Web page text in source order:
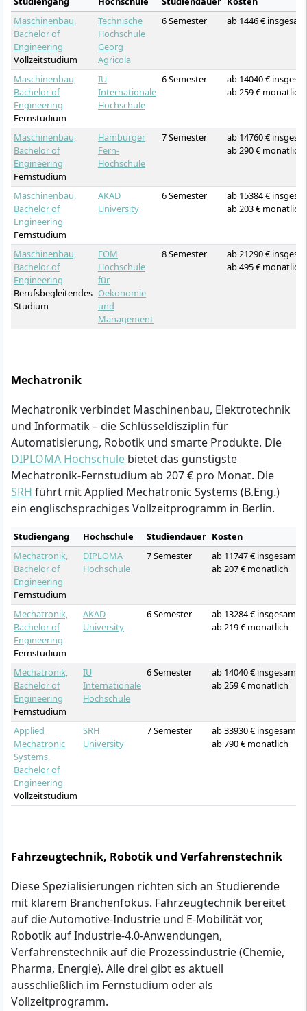
Maschinenbau,
Bachelor of
Engineering
Vollzeitstudium
Technische
Hochschule
Georg
Agricola
6 Semester ab 1446 €
Maschinenbau,
Bachelor of
Engineering
Fernstudium
IU
Internationale
Hochschule
6 Semester
ab 14040 €
ab 259 € monatlich
Maschinenbau,
Bachelor of
Engineering
Fernstudium
Hamburger
Fern-
Hochschule
7 Semester
ab 14760 €
ab 290 € monatlich
Maschinenbau,
Bachelor of
Engineering
Fernstudium
AKAD
University
6 Semester
ab 15384 €
ab 203 € monatlich
Maschinenbau,
Bachelor of
Engineering
Berufsbegleitendes
Studium
FOM
Hochschule
für
Oekonomie
und
Management
8 Semester
ab 21290 €
ab 495 € monatlich
Mechatronik
Mechatronik verbindet Maschinenbau, Elektrotechnik
und Informatik – die Schlüsseldisziplin für
Automatisierung, Robotik und smarte Produkte. Die
DIPLOMA Hochschule bietet das günstigste
Mechatronik-Fernstudium ab 207 € pro Monat. Die
SRH führt mit Applied Mechatronic Systems (B.Eng.)
ein englischsprachiges Vollzeitprogramm in Berlin.
Studiengang Hochschule Studiendauer Kosten
Mechatronik,
Bachelor of
Engineering
Fernstudium
DIPLOMA
Hochschule
7 Semester
ab 11747 € insgesamt
ab 207 € monatlich
Mechatronik,
Bachelor of
Engineering
Fernstudium
AKAD
University
6 Semester
ab 13284 € insgesamt
ab 219 € monatlich
Mechatronik,
Bachelor of
Engineering
Fernstudium
IU
Internationale
Hochschule
6 Semester
ab 14040 € insgesamt
ab 259 € monatlich
Applied
Mechatronic
Systems,
Bachelor of
Engineering
Vollzeitstudium
SRH
University
7 Semester
ab 33930 € insgesamt
ab 790 € monatlich
Fahrzeugtechnik, Robotik und Verfahrenstechnik
Diese Spezialisierungen richten sich an Studierende
mit klarem Branchenfokus. Fahrzeugtechnik bereitet
auf die Automotive-Industrie und E-Mobilität vor,
Robotik auf Industrie-4.0-Anwendungen,
Verfahrenstechnik auf die Prozessindustrie (Chemie,
Pharma, Energie). Alle drei gibt es aktuell
ausschließlich im Fernstudium oder als
Vollzeitprogramm.